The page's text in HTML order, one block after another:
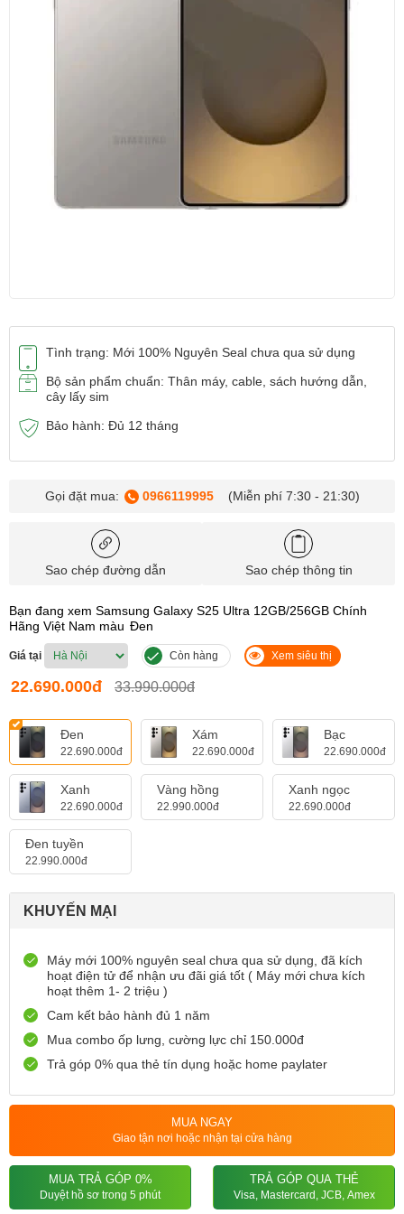
Tình trạng: Mới 100% Nguyên Seal chưa qua sử dụng
Bộ sản phẩm chuẩn: Thân máy, cable, sách hướng dẫn,
cây lấy sim
Bảo hành: Đủ 12 tháng
Gọi đặt mua: 0966119995 (Miễn phí 7:30 - 21:30)
Sao chép đường dẫn Sao chép thông tin
Bạn đang xem Samsung Galaxy S25 Ultra 12GB/256GB Chính
Hãng Việt Nam màu Đen
Giá tại Còn hàng Xem siêu thị
22.690.000đ 33.990.000đ
Đen
22.690.000đ
Xám
22.690.000đ
Bạc
22.690.000đ
Xanh
22.690.000đ
Vàng hồng
22.990.000đ
Xanh ngọc
22.690.000đ
Đen tuyền
22.990.000đ
KHUYẾN MẠI
Máy mới 100% nguyên seal chưa qua sử dụng, đã kích
hoạt điện tử để nhận ưu đãi giá tốt ( Máy mới chưa kích
hoạt thêm 1- 2 triệu )
Cam kết bảo hành đủ 1 năm
Mua combo ốp lưng, cường lực chỉ 150.000đ
Trả góp 0% qua thẻ tín dụng hoặc home paylater
MUA NGAY
Giao tận nơi hoặc nhận tại cửa hàng
MUA TRẢ GÓP 0%
Duyệt hồ sơ trong 5 phút
TRẢ GÓP QUA THẺ
Visa, Mastercard, JCB, Amex